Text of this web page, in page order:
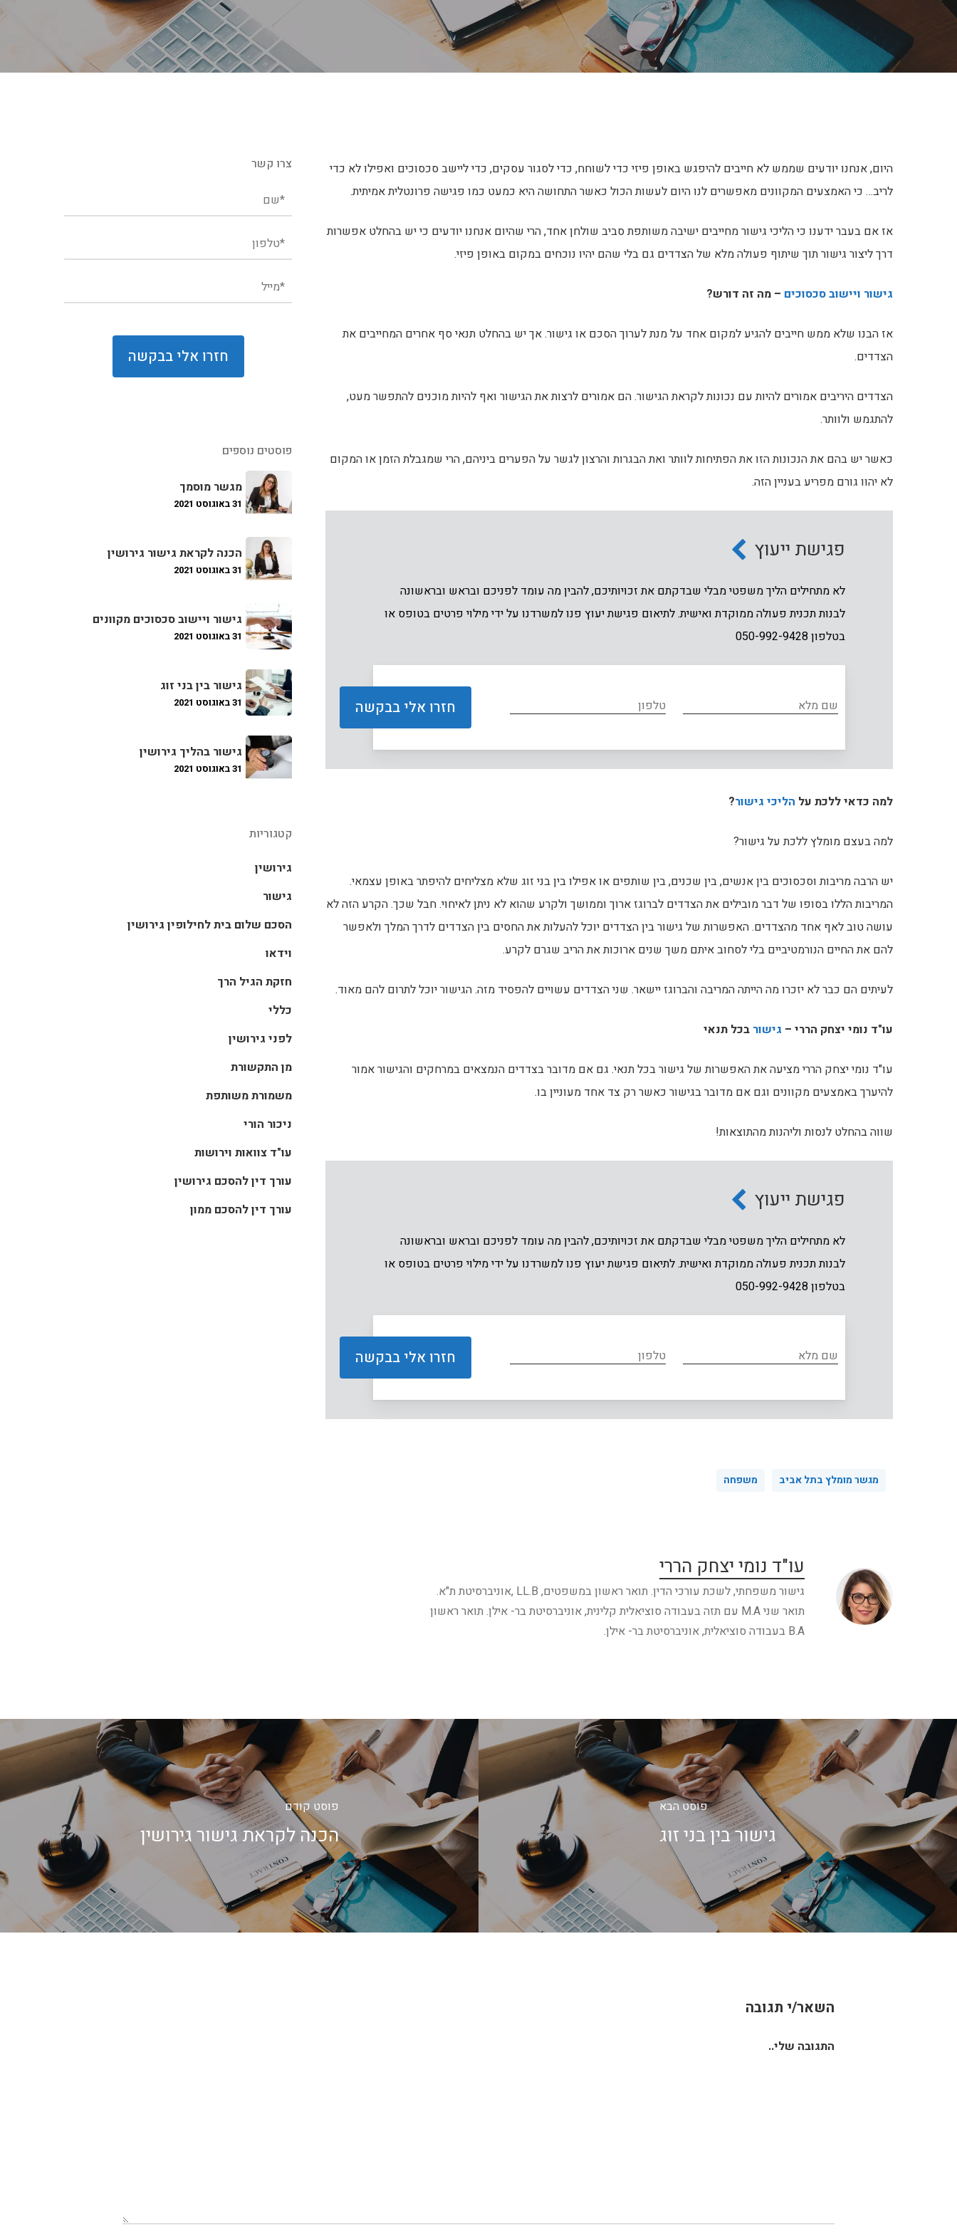
היום, אנחנו יודעים שממש לא חייבים להיפגש באופן פיזי כדי לשוחח, כדי לסגור עסקים, כדי ליישב סכסוכים ואפילו לא כדי
לריב… כי האמצעים המקוונים מאפשרים לנו היום לעשות הכול כאשר התחושה היא כמעט כמו פגישה פרונטלית אמיתית.
אז אם בעבר ידענו כי הליכי גישור מחייבים ישיבה משותפת סביב שולחן אחד, הרי שהיום אנחנו יודעים כי יש בהחלט אפשרות
דרך ליצור גישור תוך שיתוף פעולה מלא של הצדדים גם בלי שהם יהיו נוכחים במקום באופן פיזי.
גישור ויישוב סכסוכים – מה זה דורש?
אז הבנו שלא ממש חייבים להגיע למקום אחד על מנת לערוך הסכם או גישור. אך יש בהחלט תנאי סף אחרים המחייבים את
הצדדים.
הצדדים היריבים אמורים להיות עם נכונות לקראת הגישור. הם אמורים לרצות את הגישור ואף להיות מוכנים להתפשר מעט,
להתגמש ולוותר.
כאשר יש בהם את הנכונות הזו את הפתיחות לוותר ואת הבגרות והרצון לגשר על הפערים ביניהם, הרי שמגבלת הזמן או המקום
לא יהוו גורם מפריע בעניין הזה.
פגישת ייעוץ
לא מתחילים הליך משפטי מבלי שבדקתם את זכויותיכם, להבין מה עומד לפניכם ובראש ובראשונה
לבנות תכנית פעולה ממוקדת ואישית. לתיאום פגישת יעוץ פנו למשרדנו על ידי מילוי פרטים בטופס או
בטלפון 050-992-9428
למה כדאי ללכת על הליכי גישור?
למה בעצם מומלץ ללכת על גישור?
יש הרבה מריבות וסכסוכים בין אנשים, בין שכנים, בין שותפים או אפילו בין בני זוג שלא מצליחים להיפתר באופן עצמאי.
המריבות הללו בסופו של דבר מובילים את הצדדים לברוגז ארוך וממושך ולקרע שהוא לא ניתן לאיחוי. חבל שכך. הקרע הזה לא
עושה טוב לאף אחד מהצדדים. האפשרות של גישור בין הצדדים יוכל להעלות את החסים בין הצדדים לדרך המלך ולאפשר
להם את החיים הנורמטיביים בלי לסחוב איתם משך שנים ארוכות את הריב שגרם לקרע.
לעיתים הם כבר לא יזכרו מה הייתה המריבה והברוגז יישאר. שני הצדדים עשויים להפסיד מזה. הגישור יוכל לתרום להם מאוד.
עו"ד נומי יצחק הררי – גישור בכל תנאי
עו"ד נומי יצחק הררי מציעה את האפשרות של גישור בכל תנאי. גם אם מדובר בצדדים הנמצאים במרחקים והגישור אמור
להיערך באמצעים מקוונים וגם אם מדובר בגישור כאשר רק צד אחד מעוניין בו.
שווה בהחלט לנסות וליהנות מהתוצאות!
פגישת ייעוץ
לא מתחילים הליך משפטי מבלי שבדקתם את זכויותיכם, להבין מה עומד לפניכם ובראש ובראשונה
לבנות תכנית פעולה ממוקדת ואישית. לתיאום פגישת יעוץ פנו למשרדנו על ידי מילוי פרטים בטופס או
בטלפון 050-992-9428
מגשר מומלץ בתל אביב משפחה
עו"ד נומי יצחק הררי
גישור משפחתי, לשכת עורכי הדין. תואר ראשון במשפטים, LL.B ,אוניברסיטת ת"א.
תואר שני M.A עם תזה בעבודה סוציאלית קלינית, אוניברסיטת בר- אילן. תואר ראשון
B.A בעבודה סוציאלית, אוניברסיטת בר- אילן.
צרו קשר
פוסטים נוספים
מגשר מוסמך
31 באוגוסט 2021
הכנה לקראת גישור גירושין
31 באוגוסט 2021
גישור ויישוב סכסוכים מקוונים
31 באוגוסט 2021
גישור בין בני זוג
31 באוגוסט 2021
גישור בהליך גירושין
31 באוגוסט 2021
קטגוריות
גירושין
גישור
הסכם שלום בית לחילופין גירושין
וידאו
חזקת הגיל הרך
כללי
לפני גירושין
מן התקשורת
משמורת משותפת
ניכור הורי
עו"ד צוואות וירושות
עורך דין להסכם גירושין
עורך דין להסכם ממון
פוסט קודם
הכנה לקראת גישור גירושין
פוסט הבא
גישור בין בני זוג
השאר/י תגובה
התגובה שלי..